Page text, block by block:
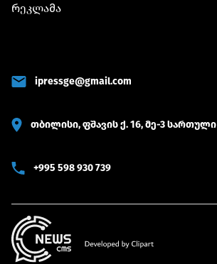
რეკლამა
ipressge@gmail.com
თბილისი, ფშავის ქ. 16, მე-3 სართული
+995 598 930 739